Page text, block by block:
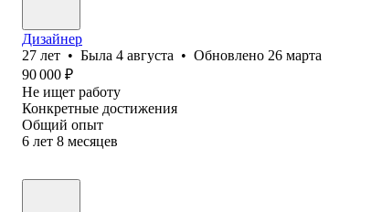
Дизайнер
27 лет • Была 4 августа • Обновлено 26 марта
90 000 ₽
Не ищет работу
Конкретные достижения
Общий опыт
6 лет 8 месяцев